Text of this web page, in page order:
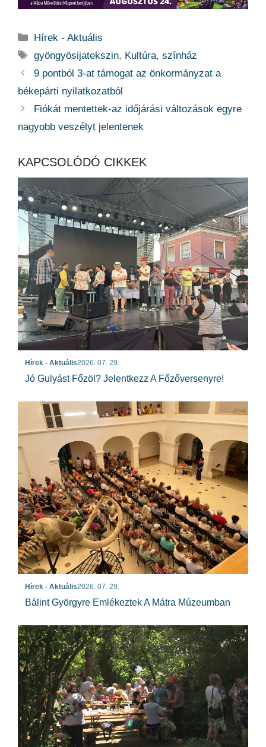
Kategória
Hírek - Aktuális
Címkék
gyöngyösijatekszin, Kultúra,színház
9 pontból 3-at támogat az önkormányzat a
békepárti nyilatkozatból
Fiókát mentettek-az időjárási változások egyre
nagyobb veszélyt jelentenek
KAPCSOLÓDÓ CIKKEK
Hírek - Aktuális2026. 07. 29.
Jó Gulyást Főzöl? Jelentkezz A Főzőversenyre!
Hírek - Aktuális2026. 07. 29.
Bálint Györgyre Emlékeztek A Mátra Múzeumban